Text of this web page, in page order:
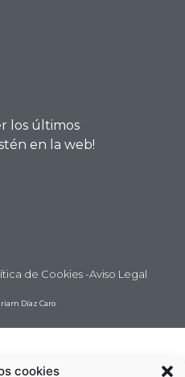
cookies
los últimos
en la web!
de Cookies -Aviso Legal
Díaz Caro